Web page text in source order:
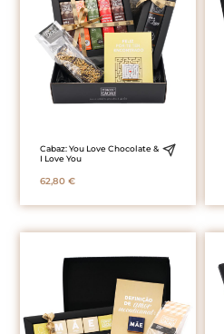
Cabaz: You Love Chocolate &
I Love You
62,80€